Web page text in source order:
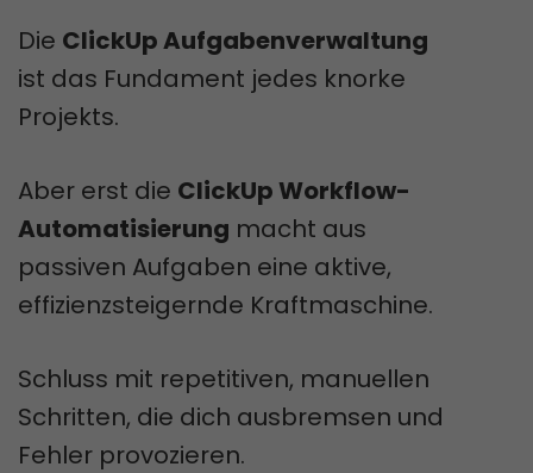
Die ClickUp Aufgabenverwaltung
ist das Fundament jedes knorke
Projekts.
Aber erst die ClickUp Workflow-
Automatisierung macht aus
passiven Aufgaben eine aktive,
effizienzsteigernde Kraftmaschine.
Schluss mit repetitiven, manuellen
Schritten, die dich ausbremsen und
Fehler provozieren.